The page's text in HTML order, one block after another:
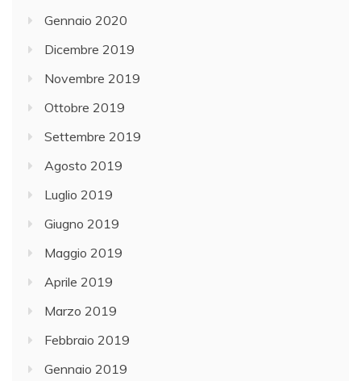
Gennaio 2020
Dicembre 2019
Novembre 2019
Ottobre 2019
Settembre 2019
Agosto 2019
Luglio 2019
Giugno 2019
Maggio 2019
Aprile 2019
Marzo 2019
Febbraio 2019
Gennaio 2019